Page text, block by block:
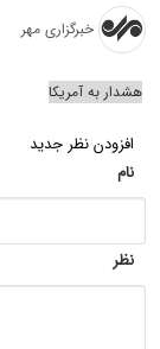
خبرگزاری مهر
هشدار به آمریکا
افزودن نظر جدید
نام
نظر